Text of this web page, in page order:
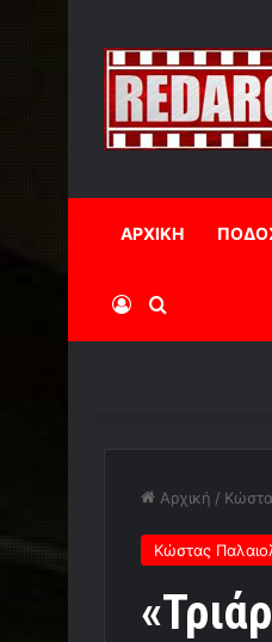
ΑΡΧΙΚΗ
Log InΑναζήτηση
Αρχική /
Κώστας